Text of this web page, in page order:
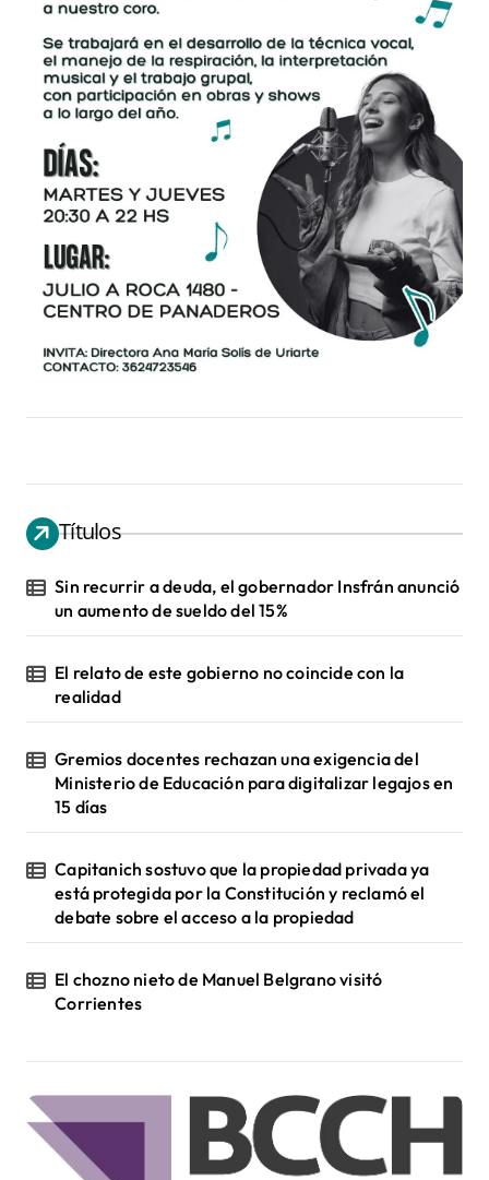
Títulos
Sin recurrir a deuda, el gobernador Insfrán anunció
un aumento de sueldo del 15%
El relato de este gobierno no coincide con la
realidad
Gremios docentes rechazan una exigencia del
Ministerio de Educación para digitalizar legajos en
15 días
Capitanich sostuvo que la propiedad privada ya
está protegida por la Constitución y reclamó el
debate sobre el acceso a la propiedad
El chozno nieto de Manuel Belgrano visitó
Corrientes